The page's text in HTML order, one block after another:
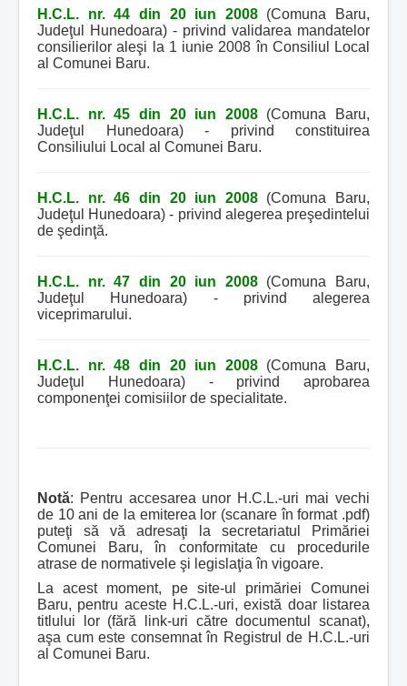
H.C.L. nr. 44 din 20 iun 2008(Comuna Baru,
Judeţul Hunedoara) - privind validarea mandatelor
consilierilor aleşi la 1 iunie 2008 în Consiliul Local
al Comunei Baru.
H.C.L. nr. 45 din 20 iun 2008(Comuna Baru,
Judeţul Hunedoara) - privind constituirea
Consiliului Local al Comunei Baru.
H.C.L. nr. 46 din 20 iun 2008
(Comuna Baru,
Judeţul Hunedoara) - privind alegerea preşedintelui
de şedinţă.
H.C.L. nr. 47 din 20 iun 2008(Comuna Baru,
Judeţul Hunedoara) - privind alegerea
viceprimarului.
H.C.L. nr. 48 din 20 iun 2008(Comuna Baru,
Judeţul Hunedoara) - privind aprobarea
componenţei comisiilor de specialitate.
Notă: Pentru accesarea unor H.C.L.-uri mai vechi
de 10 ani de la emiterea lor (scanare în format .pdf)
puteţi să vă adresaţi la secretariatul Primăriei
Comunei Baru, în conformitate cu procedurile
atrase de normativele şi legislaţia în vigoare.
La acest moment, pe site-ul primăriei Comunei
Baru, pentru aceste H.C.L.-uri, există doar listarea
titlului lor (fără link-uri către documentul scanat),
aşa cum este consemnat în Registrul de H.C.L.-uri
al Comunei Baru.